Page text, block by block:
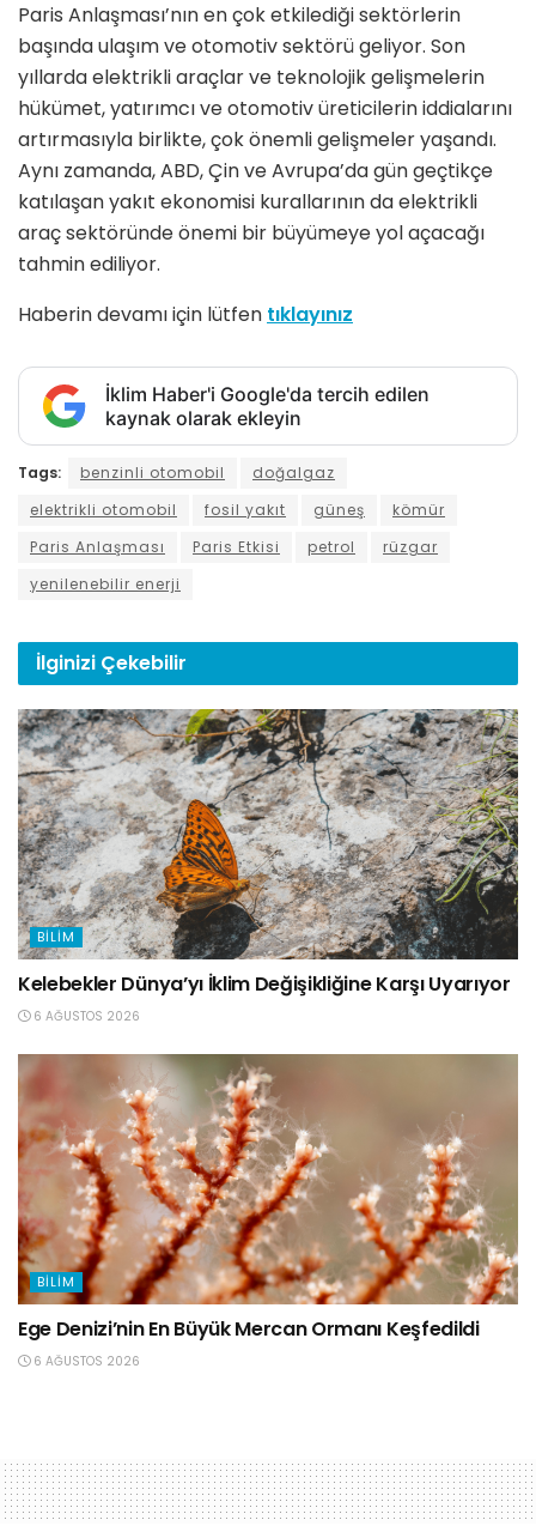
Paris Anlaşması’nın en çok etkilediği sektörlerin
başında ulaşım ve otomotiv sektörü geliyor. Son
yıllarda elektrikli araçlar ve teknolojik gelişmelerin
hükümet, yatırımcı ve otomotiv üreticilerin iddialarını
artırmasıyla birlikte, çok önemli gelişmeler yaşandı.
Aynı zamanda, ABD, Çin ve Avrupa’da gün geçtikçe
katılaşan yakıt ekonomisi kurallarının da elektrikli
araç sektöründe önemi bir büyümeye yol açacağı
tahmin ediliyor.
Haberin devamı için lütfen tıklayınız
İklim Haber'i Google'da tercih edilen
kaynak olarak ekleyin
Tags: benzinli otomobil
doğalgaz
elektrikli otomobil
fosil yakıt güneş
kömür
Paris Anlaşması
Paris Etkisi petrol
rüzgar
yenilenebilir enerji
İlginizi Çekebilir
BILIM
Kelebekler Dünya’yı İklim Değişikliğine Karşı Uyarıyor
6 AĞUSTOS 2026
BILIM
Ege Denizi’nin En Büyük Mercan Ormanı Keşfedildi
6 AĞUSTOS 2026